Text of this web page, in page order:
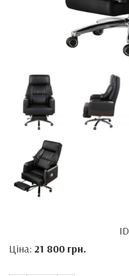
Ціна: 21 800 грн.